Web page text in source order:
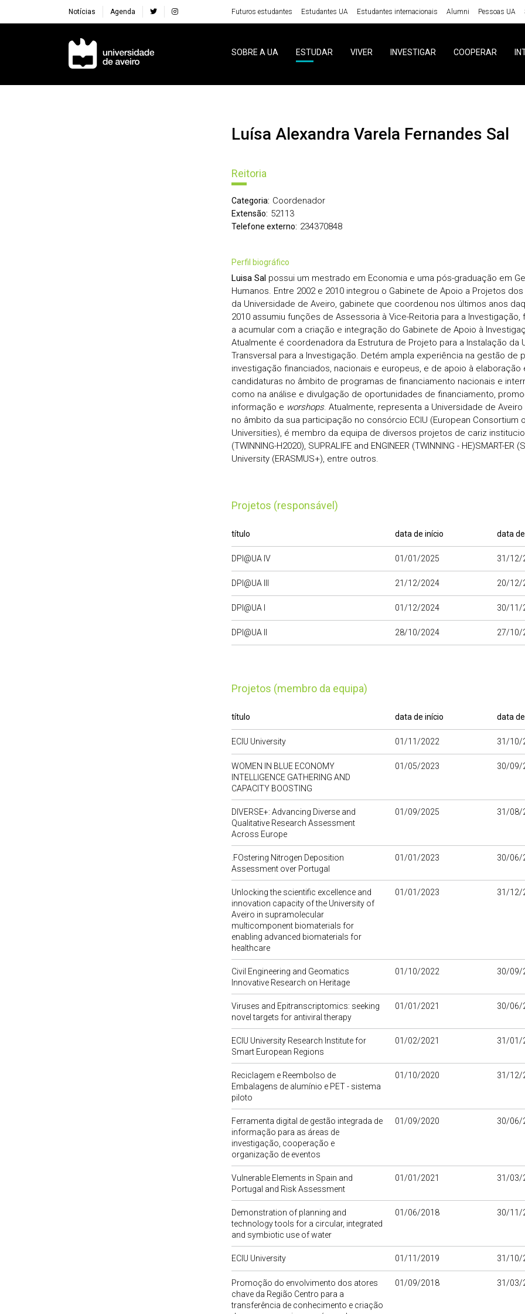
Notícias Agenda Futuros estudantes Estudantes UA Estudantes internacionais Alumni Pessoas UA
Navegação Principal
SOBRE A UA ESTUDAR VIVER INVESTIGAR COOPERAR
Luísa Alexandra Varela Fernandes Sal
Reitoria
Categoria: Coordenador
Extensão: 52113
Telefone externo: 234370848
perfil biográfico
Luisa Salpossui um mestrado em Economia e uma pós-graduação em
Humanos. Entre 2002 e 2010 integrou o Gabinete de Apoio a Projetos
da Universidade de Aveiro, gabinete que coordenou nos últimos anos
2010 assumiu funções de Assessoria à Vice-Reitoria para a
a acumular com a criação e integração do Gabinete de Apoio à
Atualmente é coordenadora da Estrutura de Projeto para a Instalação da
Transversal para a Investigação. Detém ampla experiência na gestão de
investigação financiados, nacionais e europeus, e de apoio à elaboração
candidaturas no âmbito de programas de financiamento nacionais e
como na análise e divulgação de oportunidades de financiamento,
informação e worshops. Atualmente, representa a Universidade de Aveiro
no âmbito da sua participação no consórcio ECIU (European Consortium
Universities), é membro da equipa de diversos projetos de cariz
(TWINNING-H2020), SUPRALIFE and ENGINEER (TWINNING - HE)SMART-ER
University (ERASMUS+), entre outros.
Projetos (responsável)
título data de início data
DPI@UA IV 01/01/2025 31/12/
DPI@UA III 21/12/2024 20/12/
DPI@UA I 01/12/2024 30/11/
DPI@UA II 28/10/2024 27/10/
Projetos (membro da equipa)
título data de início data
ECIU University 01/11/2022 31/10/
WOMEN IN BLUE ECONOMY
INTELLIGENCE GATHERING AND
CAPACITY BOOSTING
01/05/2023 30/09/
DIVERSE+: Advancing Diverse and
Qualitative Research Assessment
Across Europe
01/09/2025 31/08/
.FOstering Nitrogen Deposition
Assessment over Portugal
01/01/2023 30/06/
Unlocking the scientific excellence and
innovation capacity of the University of
Aveiro in supramolecular
multicomponent biomaterials for
enabling advanced biomaterials for
healthcare
01/01/2023 31/12/
Civil Engineering and Geomatics
Innovative Research on Heritage
01/10/2022 30/09/
Viruses and Epitranscriptomics: seeking
novel targets for antiviral therapy
01/01/2021 30/06/
ECIU University Research Institute for
Smart European Regions
01/02/2021 31/01/
Reciclagem e Reembolso de
Embalagens de alumínio e PET - sistema
piloto
01/10/2020 31/12/
Ferramenta digital de gestão integrada de
informação para as áreas de
investigação, cooperação e
organização de eventos
01/09/2020 30/06/
Vulnerable Elements in Spain and
Portugal and Risk Assessment
01/01/2021 31/03/
Demonstration of planning and
technology tools for a circular, integrated
and symbiotic use of water
01/06/2018 30/11/
ECIU University 01/11/2019 31/10/
Promoção do envolvimento dos atores
chave da Região Centro para a
transferência de conhecimento e criação
01/09/2018 31/03/